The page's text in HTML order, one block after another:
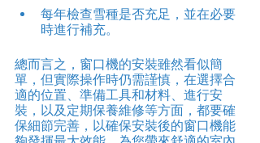
每年檢查雪種是否充足，並在必要
時進行補充。
總而言之，窗口機的安裝雖然看似簡
單，但實際操作時仍需謹慎，在選擇合
適的位置、準備工具和材料、進行安
裝，以及定期保養維修等方面，都要確
保細節完善，以確保安裝後的窗口機能